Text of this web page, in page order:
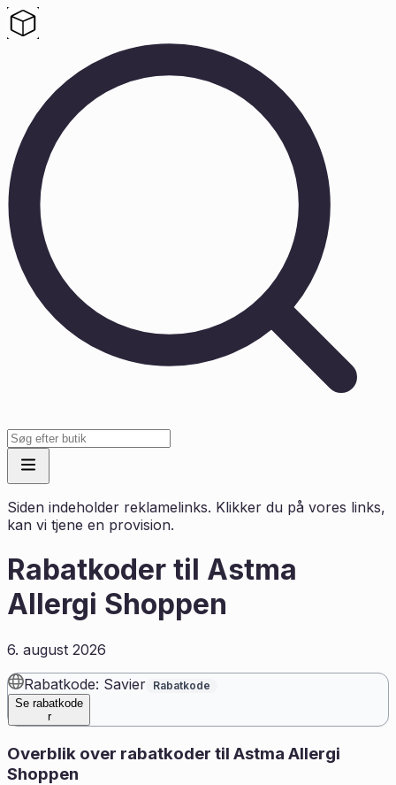
Siden indeholder reklamelinks. Klikker du på vores links,
kan vi tjene en provision.
Rabatkoder til Astma
Allergi Shoppen
6. august 2026
Rabatkode: Savier Rabatkode
Se rabatkode
r
Overblik over rabatkoder til Astma Allergi
Shoppen